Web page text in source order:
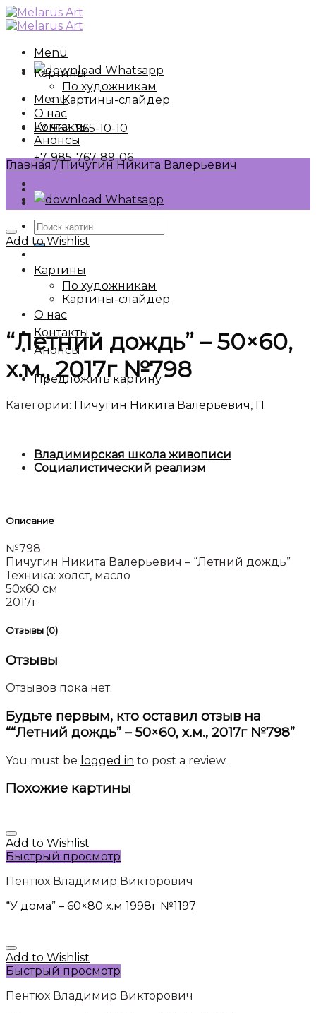
Skip
to
Menu
Whatsapp
Menu
+7-962-965-10-10
+7-985-767-89-06
Whatsapp
Искать:
Картины
По художникам
Картины-слайдер
О нас
Контакты
Анонсы
Предложить картину
Картины
По художникам
Картины-слайдер
О нас
Контакты
Анонсы
Главная / Пичугин Никита Валерьевич
Add to Wishlist
“Летний дождь” – 50×60,
х.м., 2017г №798
Категории: Пичугин Никита Валерьевич, П
Владимирская школа живописи
Социалистический реализм
Описание
№798
Пичугин Никита Валерьевич – “Летний дождь”
Техника: холст, масло
50х60 см
2017г
Отзывы (0)
Отзывы
Отзывов пока нет.
Будьте первым, кто оставил отзыв на
““Летний дождь” – 50×60, х.м., 2017г №798”
You must be logged in to post a review.
Похожие картины
Add to Wishlist
Быстрый просмотр
Пентюх Владимир Викторович
“У дома” – 60×80 х.м 1998г №1197
Add to Wishlist
Быстрый просмотр
Пентюх Владимир Викторович